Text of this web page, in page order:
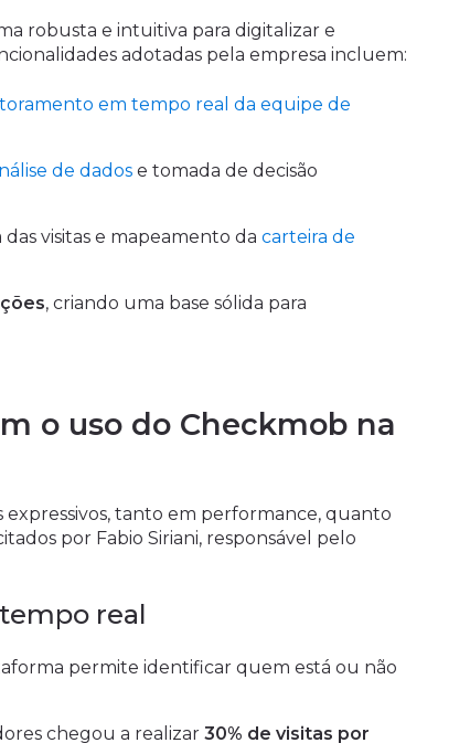
robusta e intuitiva para digitalizar e
adotadas pela empresa incluem:
em tempo real da equipe de
de dadose tomada de decisão
visitas e mapeamento da carteira de
, criando uma base sólida para
o uso do Checkmob na
tanto em performance, quanto
por Fabio Siriani, responsável pelo
real
permite identificar quem está ou não
chegou a realizar 30% de visitas por